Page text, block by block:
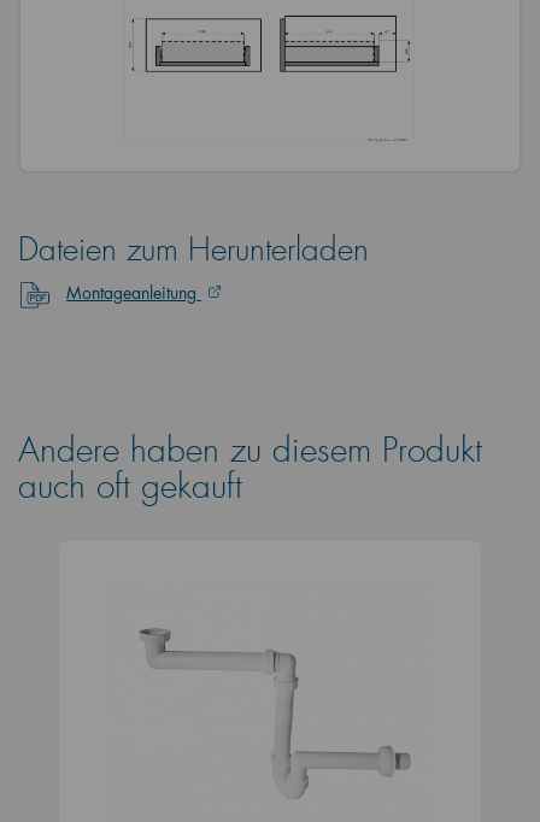
Dateien zum Herunterladen
Montageanleitung
Andere haben zu diesem Produkt
auch oft gekauft